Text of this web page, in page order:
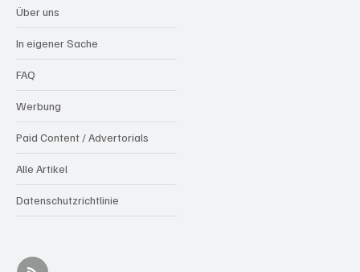
Über uns
In eigener Sache
FAQ
Werbung
Paid Content / Advertorials
Alle Artikel
Datenschutzrichtlinie